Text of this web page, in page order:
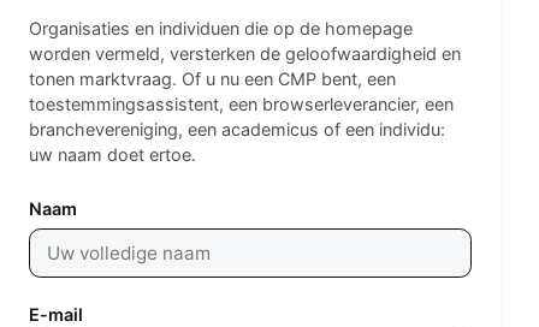
Organisaties en individuen die op de homepage
worden vermeld, versterken de geloofwaardigheid en
tonen marktvraag. Of u nu een CMP bent, een
toestemmingsassistent, een browserleverancier, een
branchevereniging, een academicus of een individu:
uw naam doet ertoe.
Leave empty
Naam
E-mail